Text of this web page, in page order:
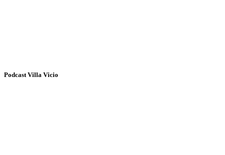
Podcast Villa Vicio